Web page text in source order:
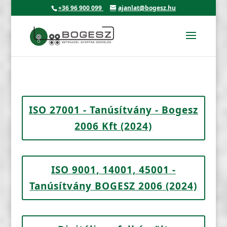
+36 96 900 099 ajanlat@bogesz.hu
ISO 27001 - Tanúsítvány - Bogesz
2006 Kft (2024)
ISO 9001, 14001, 45001 -
Tanúsítvány BOGESZ 2006 (2024)